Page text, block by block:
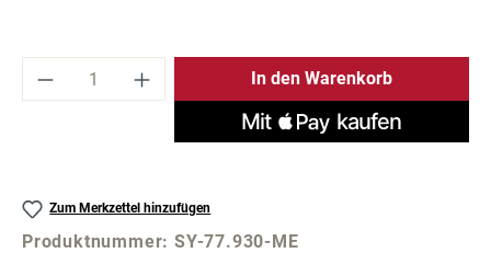
Produkt Anzahl: Gib den gewünschten
In den Warenkorb
Zum Merkzettel hinzufügen
Produktnummer:SY-77.930-ME